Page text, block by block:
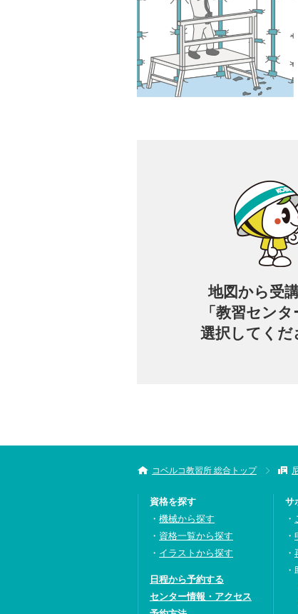
地図から受
「教習セン
選択してくだ
コベルコ教習所 総合トップ
資格を探す
機械から探す
資格一覧から探す
イラストから探す
日程から予約する
センター情報・アクセス
サ